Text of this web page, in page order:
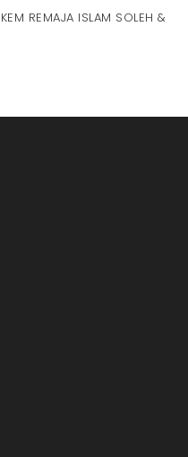
KEM REMAJA ISLAM SOLEH &